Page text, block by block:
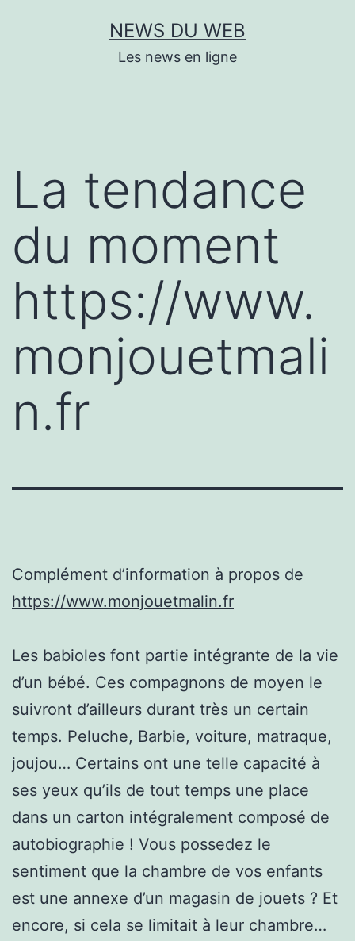
NEWS DU WEB
Les news en ligne
La tendance
du moment
https://www.
monjouetmali
n.fr
Complément d’information à propos de
https://www.monjouetmalin.fr
Les babioles font partie intégrante de la vie
d’un bébé. Ces compagnons de moyen le
suivront d’ailleurs durant très un certain
temps. Peluche, Barbie, voiture, matraque,
joujou… Certains ont une telle capacité à
ses yeux qu’ils de tout temps une place
dans un carton intégralement composé de
autobiographie ! Vous possedez le
sentiment que la chambre de vos enfants
est une annexe d’un magasin de jouets ? Et
encore, si cela se limitait à leur chambre…